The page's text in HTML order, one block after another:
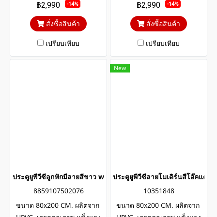
ภายในประตูเสริมเหล็กตัวยูและ
โครง WOOD UPVC
฿2,990 -14%
สั่งซื้อสินค้า
เปรียบเทียบ
ภายในประตูเสริมเหล็กตัวยูและ
โครง WOOD UPVC
฿2,990 -14%
สั่งซื้อสินค้า
เปรียบเทียบ
ประตูยูพีวีซีลูกฟักมีลายสีขาว wintech
8859107502076
ขนาด 80x200 CM. ผลิตจาก
New
ประตูยูพีวีซีลายโมเดิร์นสีโอ๊คแดง
10351848
ขนาด 80x200 CM. ผลิตจาก